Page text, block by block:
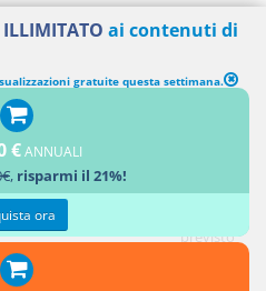
DELL'ULTIMA SOCIETÀ
previsto
ILLIMITATO ai contenuti di
gratuite questa settimana.
€ANNUALI
, risparmi il 21%!
ora